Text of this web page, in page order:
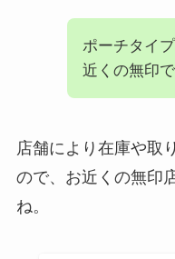
ポーチタイ
近くの無印
店舗により在庫や取
ので、お近くの無印
ね。